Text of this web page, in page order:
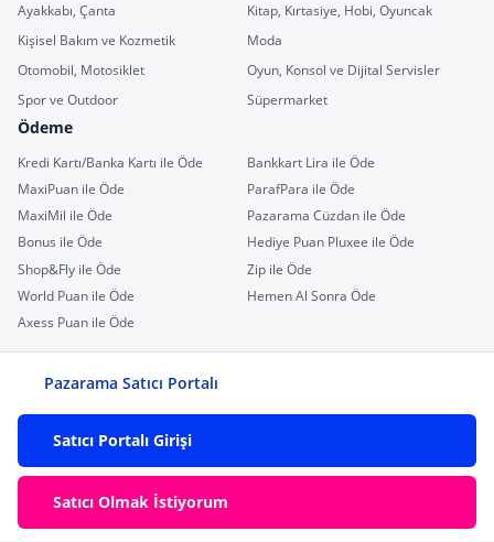
Ayakkabı, Çanta
Kitap, Kırtasiye, Hobi, Oyuncak
Kişisel Bakım ve Kozmetik
Moda
Otomobil, Motosiklet
Oyun, Konsol ve Dijital Servisler
Spor ve Outdoor
Süpermarket
Ödeme
Kredi Kartı/Banka Kartı ile Öde
Bankkart Lira ile Öde
MaxiPuan ile Öde
ParafPara ile Öde
MaxiMil ile Öde
Pazarama Cüzdan ile Öde
Bonus ile Öde
Hediye Puan Pluxee ile Öde
Shop&Fly ile Öde
Zip ile Öde
World Puan ile Öde
Hemen Al Sonra Öde
Axess Puan ile Öde
Pazarama Satıcı Portalı
Satıcı Portalı Girişi
Satıcı Olmak İstiyorum